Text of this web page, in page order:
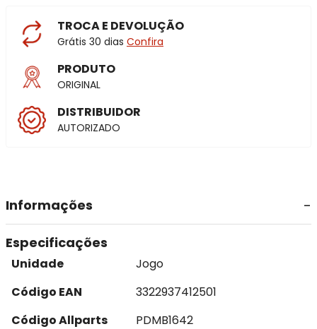
TROCA E DEVOLUÇÃO
Grátis 30 dias Confira
PRODUTO
ORIGINAL
DISTRIBUIDOR
AUTORIZADO
Informações
Especificações
Unidade
Jogo
Código EAN
3322937412501
Código Allparts
PDMB1642